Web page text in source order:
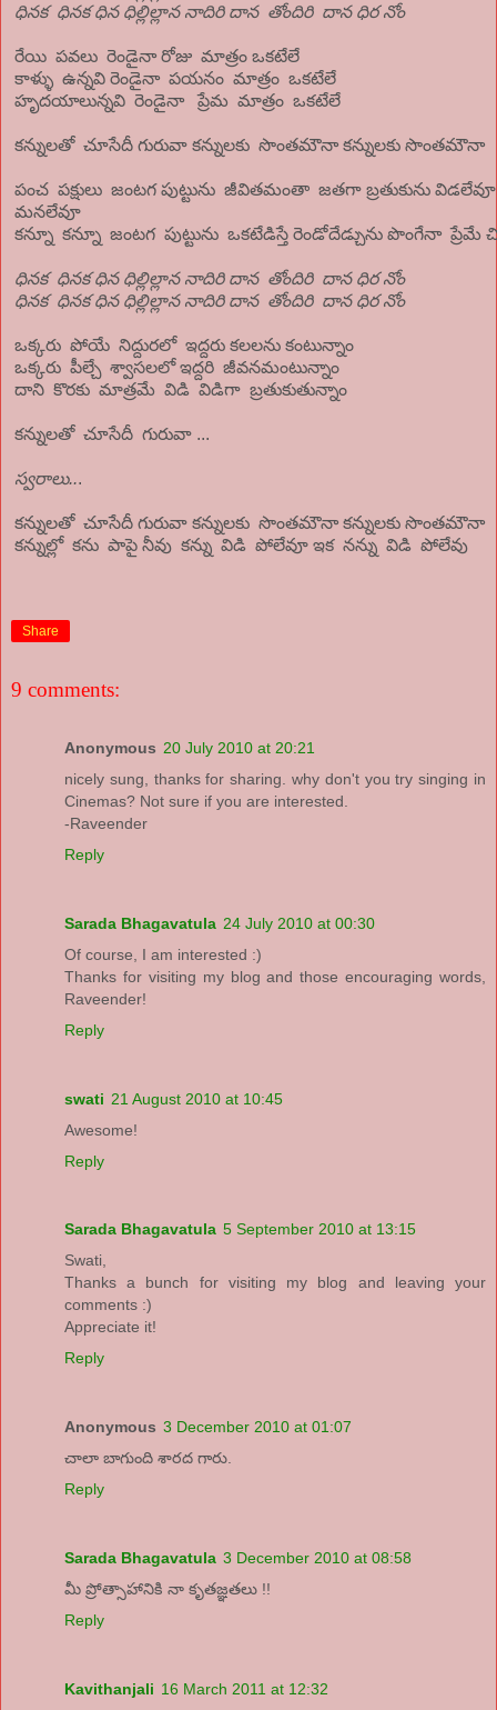
ధినక ధినక ధిన ధిల్లిల్లాన నాదిరి దాన తోందిరి దాన ధిర నోం
రేయి పవలు రెండైనా రోజు మాత్రం ఒకటేలే
కాళ్ళు ఉన్నవి రెండైనా పయనం మాత్రం ఒకటేలే
హృదయాలున్నవి రెండైనా ప్రేమ మాత్రం ఒకటేలే
కన్నులతో చూసేదీ గురువా కన్నులకు సొంతమౌనా కన్నులకు సొంతమౌనా
పంచ పక్షులు జంటగ పుట్టును జీవితమంతా జతగా బ్రతుకును
మనలేవూ
కన్నూ కన్నూ జంటగ పుట్టును ఒకటేడిస్తే రెండోదేడ్చును పొంగేనా ప్రేమే
ధినక ధినక ధిన ధిల్లిల్లాన నాదిరి దాన తోందిరి దాన ధిర నోం
ధినక ధినక ధిన ధిల్లిల్లాన నాదిరి దాన తోందిరి దాన ధిర నోం
ఒక్కరు పోయే నిద్దురలో ఇద్దరు కలలను కంటున్నాం
ఒక్కరు పీల్చే శ్వాసలలో ఇద్దరి జీవనమంటున్నాం
దాని కొరకు మాత్రమే విడి విడిగా బ్రతుకుతున్నాం
కన్నులతో చూసేదీ గురువా ...
స్వరాలు...
కన్నులతో చూసేదీ గురువా కన్నులకు సొంతమౌనా కన్నులకు సొంతమౌనా
కన్నుల్లో కను పాపై నీవు కన్ను విడి పోలేవూ ఇక నన్ను విడి పోలేవు
Share
9 comments:
Anonymous 20 July 2010 at 20:21
nicely sung, thanks for sharing. why don't you try singing in
Cinemas? Not sure if you are interested.
-Raveender
Reply
Sarada Bhagavatula 24 July 2010 at 00:30
Of course, I am interested :)
Thanks for visiting my blog and those encouraging words,
Raveender!
Reply
swati 21 August 2010 at 10:45
Awesome!
Reply
Sarada Bhagavatula 5 September 2010 at 13:15
Swati,
Thanks a bunch for visiting my blog and leaving your
comments :)
Appreciate it!
Reply
Anonymous 3 December 2010 at 01:07
చాలా బాగుంది శారద గారు.
Reply
Sarada Bhagavatula 3 December 2010 at 08:58
మీ ప్రోత్సాహానికి నా కృతజ్ఞతలు !!
Reply
Kavithanjali 16 March 2011 at 12:32